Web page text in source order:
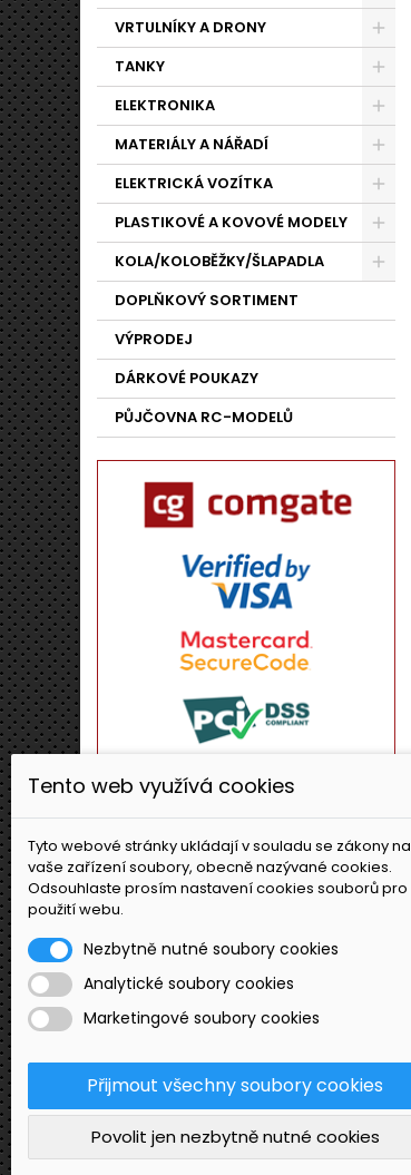
VRTULNÍKY A DRONY
TANKY
ELEKTRONIKA
MATERIÁLY A NÁŘADÍ
ELEKTRICKÁ VOZÍTKA
PLASTIKOVÉ A KOVOVÉ MODELY
KOLA/KOLOBĚŽKY/ŠLAPADLA
DOPLŇKOVÝ SORTIMENT
VÝPRODEJ
DÁRKOVÉ POUKAZY
PŮJČOVNA RC-MODELŮ
PRODUKTY
Novinky
ODBĚR NOVINEK
Tento web využívá cookies
Tyto webové stránky ukládají v souladu se zákony na
vaše zařízení soubory, obecně nazývané cookies.
Odsouhlaste prosím nastavení cookies souborů pro
použití webu.
Nezbytně nutné soubory cookies
Analytické soubory cookies
Marketingové soubory cookies
Přijmout všechny soubory cookies
Povolit jen nezbytně nutné cookies